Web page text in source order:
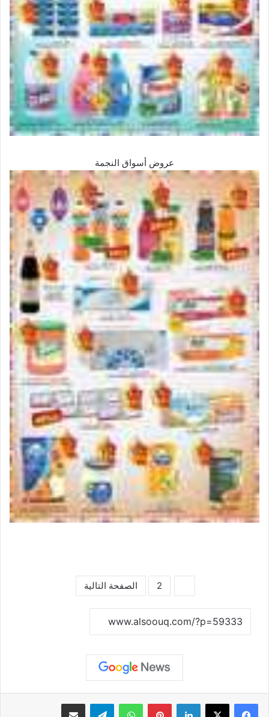
عروض أسواق النجمة
2 الصفحة التالية
لينكدإن بينتيريستواتساب تيلقرام مشاركة عبر البريد